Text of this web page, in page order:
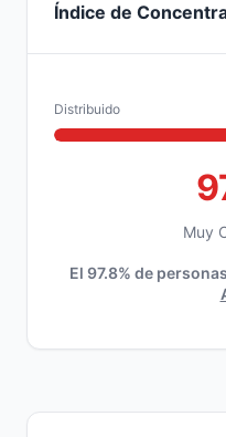
Índice de
Distribuido
Muy
El 97.8% de